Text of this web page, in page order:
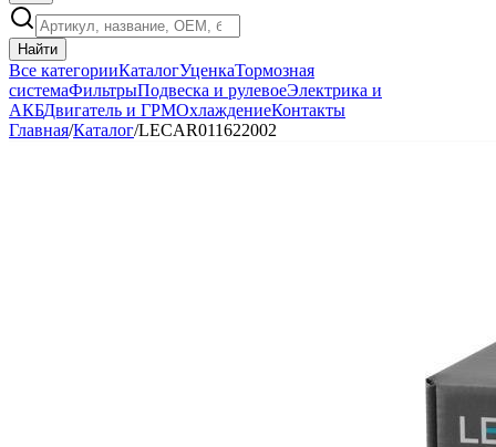
Найти
Все категорииКаталогУценкаТормозная
системаФильтрыПодвеска и рулевоеЭлектрика и
АКБДвигатель и ГРМОхлаждениеКонтакты
Главная/Каталог/LECAR011622002